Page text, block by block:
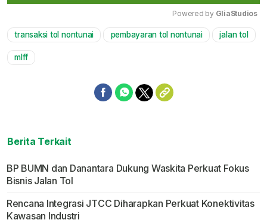
Mute
Powered by GliaStudios
transaksi tol nontunai pembayaran tol nontunai jalan tol
mlff
Berita Terkait
BP BUMN dan Danantara Dukung Waskita Perkuat Fokus
Bisnis Jalan Tol
Rencana Integrasi JTCC Diharapkan Perkuat Konektivitas
Kawasan Industri